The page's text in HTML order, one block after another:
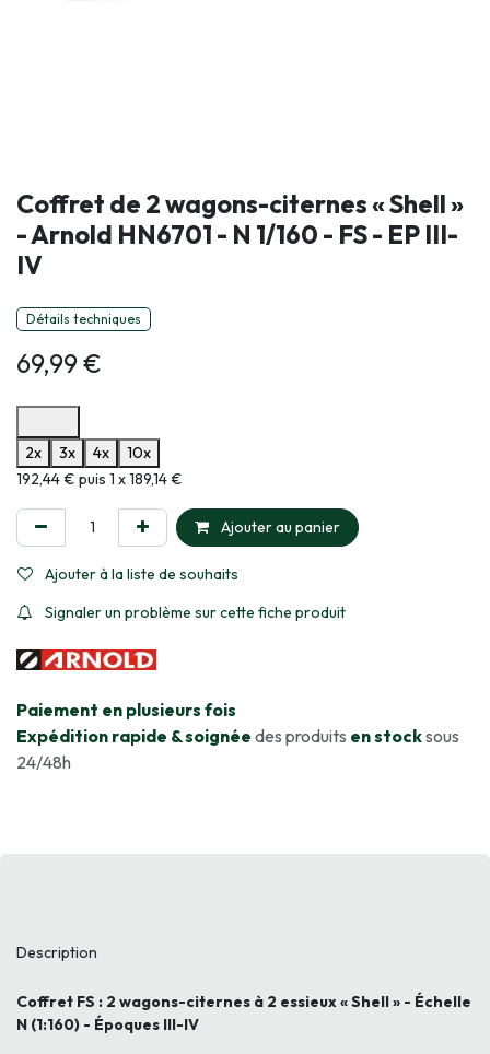
Coffret de 2 wagons-citernes « Shell »
- Arnold HN6701 - N 1/160 - FS - EP III-
IV
Détails techniques
69,99€
2x
3x 4x
10x
Informations sur le plan de paiement sélectionné
192,44 € puis 1 x 189,14 €
Ajouter au panier
Ajouter à la liste de souhaits
Signaler un problème sur cette fiche produit
​Paiement en plusieurs fois
Expédition rapide & soignée des produits en stocksous
24/48h
Description
Coffret FS : 2 wagons-citernes à 2 essieux « Shell » - Échelle
N (1:160) - Époques III-IV